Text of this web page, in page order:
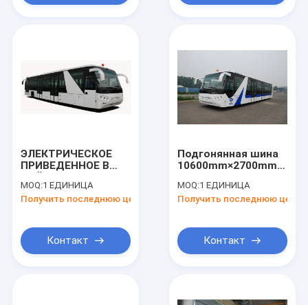
ЭЛЕКТРИЧЕСКОЕ
ПРИВЕДЕННОЕ В
ПОРАЖЕНИЕ COBUS
ШИНЫ AEROABUS-
MOQ:1 ЕДИНИЦА
Получить последнюю цену
Контакт
Подгонянная шина
Vip 51 пассажира
Aero
MOQ:1 ЕДИНИЦА
Получить последнюю цену
Контакт